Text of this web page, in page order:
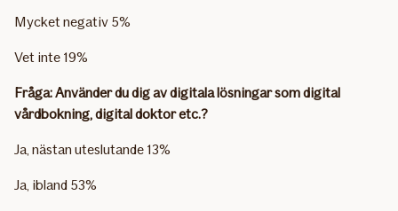
Mycket negativ 5%
Vet inte 19%
Fråga: Använder du dig av digitala lösningar som digital
vårdbokning, digital doktor etc.?
Ja, nästan uteslutande 13%
Ja, ibland 53%